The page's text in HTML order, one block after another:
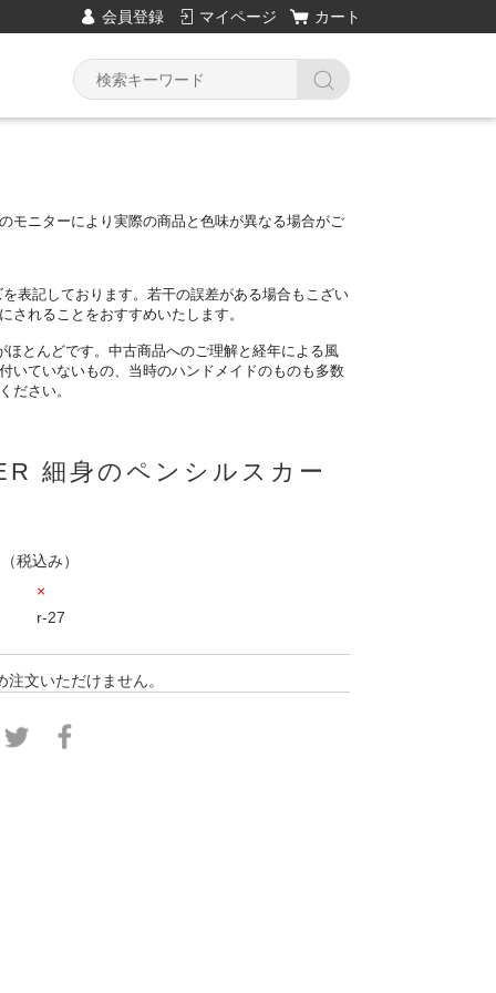
会員登録 マイページ カート
モニターにより実際の商品と色味が異なる場合がご
表記しております。 若干の誤差がある場合もこざい
されることをおすすめいたします。
ほとんどです。中古商品へのご理解と経年による風
いていないもの、 当時のハンドメイドのものも多数
ださい。
細身のペンシルスカー
（税込み）
×
r-27
注文いただけません。